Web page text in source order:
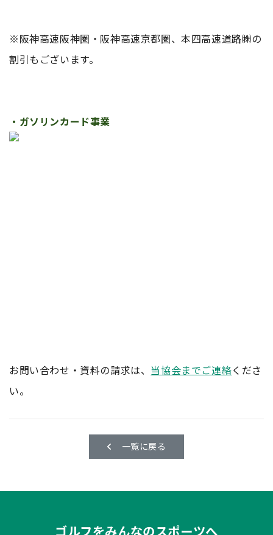
※阪神高速阪神圏・阪神高速京都圏、本四高速道路㈱の
割引もございます。
・ガソリンカード事業
お問い合わせ・資料の請求は、 当協会までご連絡くださ
い。
一覧に戻る
ゴルフをみんなのスポーツへ